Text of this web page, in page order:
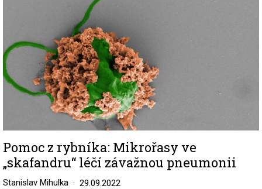
Pomoc z rybníka: Mikrořasy ve
„skafandru“ léčí závažnou pneumonii
Stanislav Mihulka 29.09.2022